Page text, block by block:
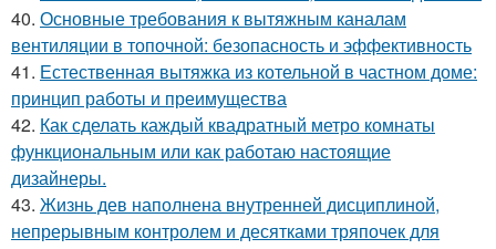
40. Основные требования к вытяжным каналам
вентиляции в топочной: безопасность и эффективность
41. Естественная вытяжка из котельной в частном доме:
принцип работы и преимущества
42. Как сделать каждый квадратный метро комнаты
функциональным или как работаю настоящие
дизайнеры.
43. Жизнь дев наполнена внутренней дисциплиной,
непрерывным контролем и десятками тряпочек для